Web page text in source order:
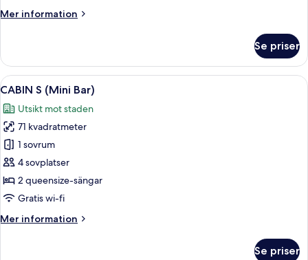
Mer information
Mer
B
(Mini
Bar)
Se priser
Öppna
alla
foton
för
CABIN
S
(Mini
Bar)
En modern inredning med ett
6
CABIN S (Mini Bar)
Utsikt mot staden
71 kvadratmeter
1 sovrum
4 sovplatser
2 queensize-sängar
Gratis wi-fi
Mer information
Mer
Se priser